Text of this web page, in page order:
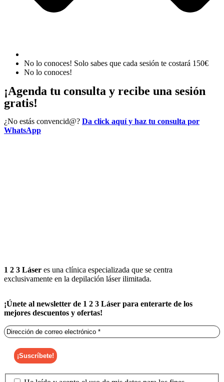
No lo conoces! Solo sabes que cada sesión te costará 150€
No lo conoces!
¡Agenda tu consulta y recibe una sesión
gratis!
¿No estás convencid@? Da click aquí y haz tu consulta por
WhatsApp
1 2 3 Láser es una clínica especializada que se centra
exclusivamente en la depilación láser ilimitada.
¡Únete al newsletter de 1 2 3 Láser para enterarte de los
mejores descuentos y ofertas!